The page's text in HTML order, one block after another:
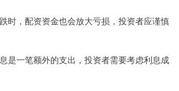
时，配资资金也会放大亏损，投资者应谨慎
是一笔额外的支出，投资者需要考虑利息成